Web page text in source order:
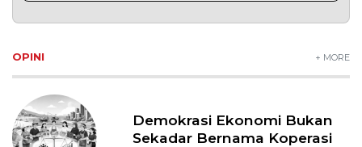
OPINI + MORE
Demokrasi Ekonomi Bukan
Sekadar Bernama Koperasi